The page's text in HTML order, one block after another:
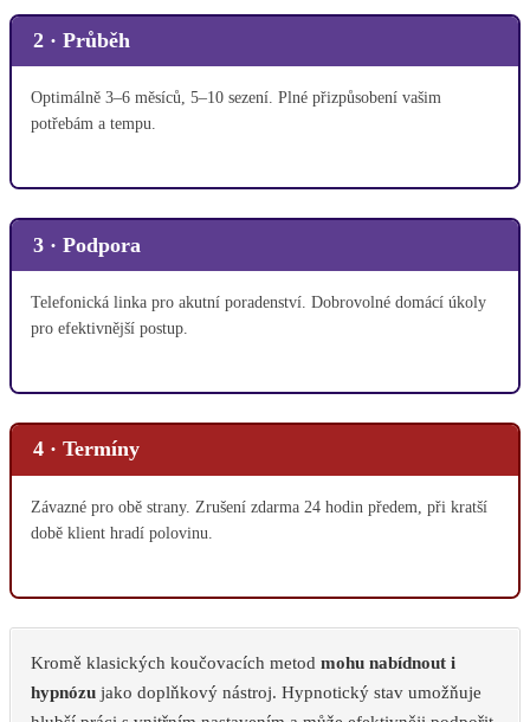
2 · Průběh
Optimálně 3–6 měsíců, 5–10 sezení. Plné přizpůsobení vašim
potřebám a tempu.
3 · Podpora
Telefonická linka pro akutní poradenství. Dobrovolné domácí úkoly
pro efektivnější postup.
4 · Termíny
Závazné pro obě strany. Zrušení zdarma 24 hodin předem, při kratší
době klient hradí polovinu.
Kromě klasických koučovacích metod mohu nabídnout i
hypnózu jako doplňkový nástroj. Hypnotický stav umožňuje